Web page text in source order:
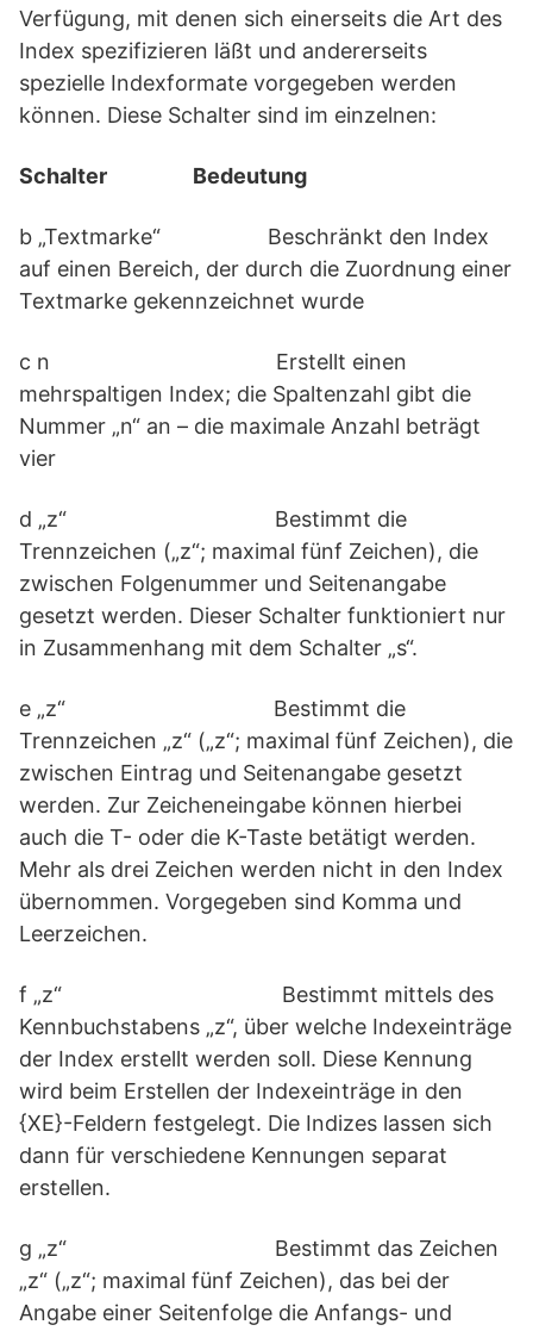
Verfügung, mit denen sich einerseits die Art des
Index spezifizieren läßt und andererseits
spezielle Indexformate vorgegeben werden
können. Diese Schalter sind im einzelnen:
Schalter Bedeutung
b „Textmarke“ Beschränkt den Index
auf einen Bereich, der durch die Zuordnung einer
Textmarke gekennzeichnet wurde
c n Erstellt einen
mehrspaltigen Index; die Spaltenzahl gibt die
Nummer „n“ an – die maximale Anzahl beträgt
vier
d „z“ Bestimmt die
Trennzeichen („z“; maximal fünf Zeichen), die
zwischen Folgenummer und Seitenangabe
gesetzt werden. Dieser Schalter funktioniert nur
in Zusammenhang mit dem Schalter „s“.
e „z“ Bestimmt die
Trennzeichen „z“ („z“; maximal fünf Zeichen), die
zwischen Eintrag und Seitenangabe gesetzt
werden. Zur Zeicheneingabe können hierbei
auch die T- oder die K-Taste betätigt werden.
Mehr als drei Zeichen werden nicht in den Index
übernommen. Vorgegeben sind Komma und
Leerzeichen.
f „z“ Bestimmt mittels des
Kennbuchstabens „z“, über welche Indexeinträge
der Index erstellt werden soll. Diese Kennung
wird beim Erstellen der Indexeinträge in den
{XE}-Feldern festgelegt. Die Indizes lassen sich
dann für verschiedene Kennungen separat
erstellen.
g „z“ Bestimmt das Zeichen
„z“ („z“; maximal fünf Zeichen), das bei der
Angabe einer Seitenfolge die Anfangs- und